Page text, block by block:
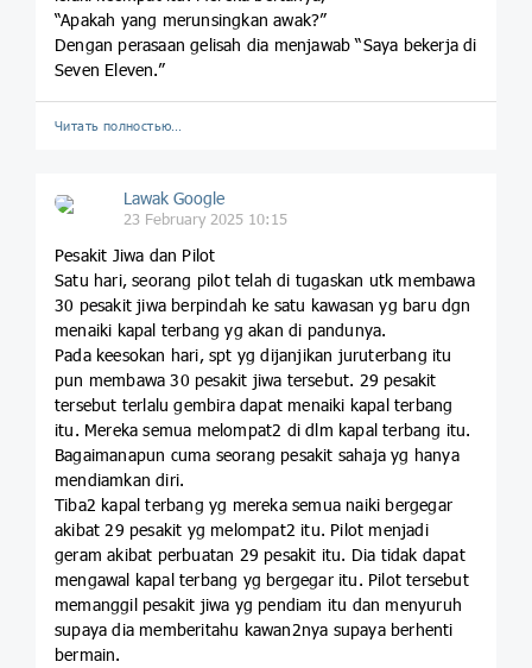
“Apakah yang merunsingkan awak?”
Dengan perasaan gelisah dia menjawab “Saya bekerja di
Seven Eleven.”
Читать полностью…
Lawak Google
23 February 2025 10:15
Pesakit Jiwa dan Pilot
Satu hari, seorang pilot telah di tugaskan utk membawa
30 pesakit jiwa berpindah ke satu kawasan yg baru dgn
menaiki kapal terbang yg akan di pandunya.
Pada keesokan hari, spt yg dijanjikan juruterbang itu
pun membawa 30 pesakit jiwa tersebut. 29 pesakit
tersebut terlalu gembira dapat menaiki kapal terbang
itu. Mereka semua melompat2 di dlm kapal terbang itu.
Bagaimanapun cuma seorang pesakit sahaja yg hanya
mendiamkan diri.
Tiba2 kapal terbang yg mereka semua naiki bergegar
akibat 29 pesakit yg melompat2 itu. Pilot menjadi
geram akibat perbuatan 29 pesakit itu. Dia tidak dapat
mengawal kapal terbang yg bergegar itu. Pilot tersebut
memanggil pesakit jiwa yg pendiam itu dan menyuruh
supaya dia memberitahu kawan2nya supaya berhenti
bermain.